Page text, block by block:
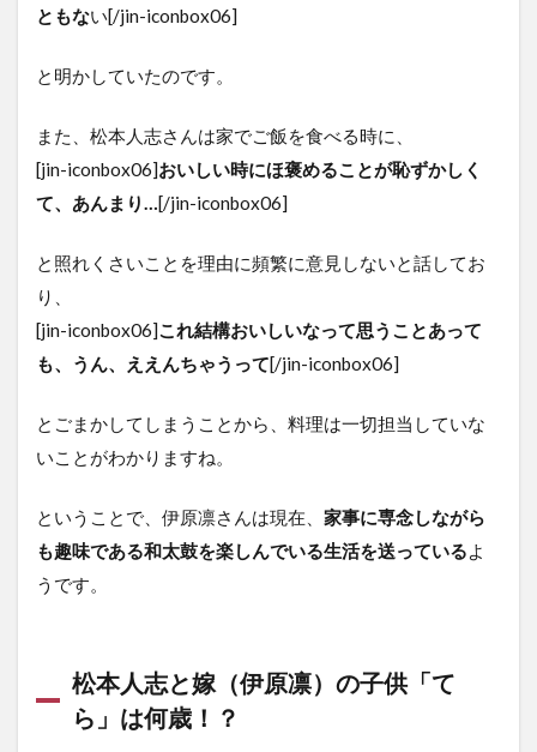
ともない[/jin-iconbox06]
と明かしていたのです。
また、松本人志さんは家でご飯を食べる時に、
[jin-iconbox06]おいしい時にほ褒めることが恥ずかしく
て、あんまり…[/jin-iconbox06]
と照れくさいことを理由に頻繁に意見しないと話してお
り、
[jin-iconbox06]これ結構おいしいなって思うことあって
も、うん、ええんちゃうって[/jin-iconbox06]
とごまかしてしまうことから、料理は一切担当していな
いことがわかりますね。
ということで、伊原凛さんは現在、 家事に専念しながら
も趣味である和太鼓を楽しんでいる生活を送っているよ
うです。
松本人志と嫁（伊原凛）の子供「て
ら」は何歳！？